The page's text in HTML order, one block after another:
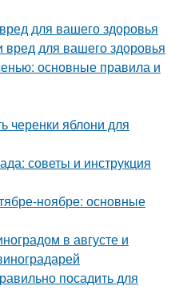
для вашего здоровья
вред для вашего здоровья
основные правила и
черенки яблони для
советы и инструкция
ноябре: основные
в августе и
посадить для